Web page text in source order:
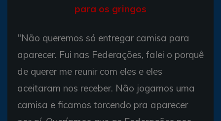
para os gringos
"Não queremos só entregar camisa para
aparecer. Fui nas Federações, falei o porquê
de querer me reunir com eles e eles
aceitaram nos receber. Não jogamos uma
camisa e ficamos torcendo pra aparecer